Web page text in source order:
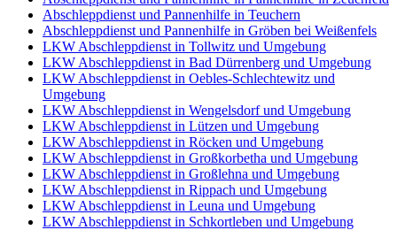
Abschleppdienst und Pannenhilfe in Teuchern
Abschleppdienst und Pannenhilfe in Gröben bei Weißenfels
LKW Abschleppdienst in Tollwitz und Umgebung
LKW Abschleppdienst in Bad Dürrenberg und Umgebung
LKW Abschleppdienst in Oebles-Schlechtewitz und
Umgebung
LKW Abschleppdienst in Wengelsdorf und Umgebung
LKW Abschleppdienst in Lützen und Umgebung
LKW Abschleppdienst in Röcken und Umgebung
LKW Abschleppdienst in Großkorbetha und Umgebung
LKW Abschleppdienst in Großlehna und Umgebung
LKW Abschleppdienst in Rippach und Umgebung
LKW Abschleppdienst in Leuna und Umgebung
LKW Abschleppdienst in Schkortleben und Umgebung